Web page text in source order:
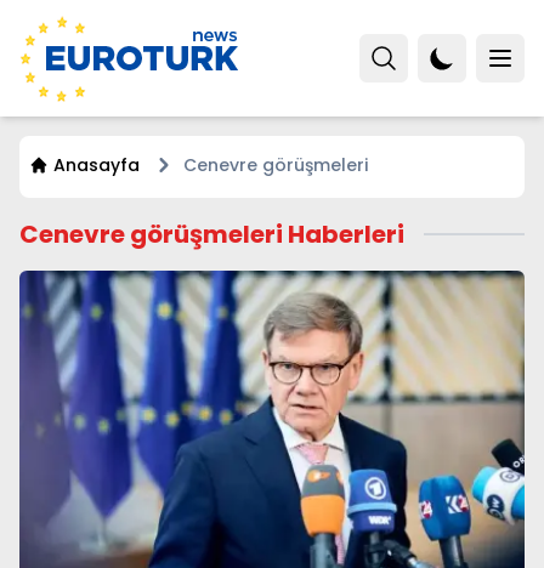
Anasayfa Cenevre görüşmeleri
Cenevre görüşmeleri Haberleri